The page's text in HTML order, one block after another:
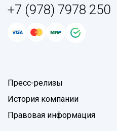
+7 (978) 7978 250
Пресс-релизы
История компании
Правовая информация